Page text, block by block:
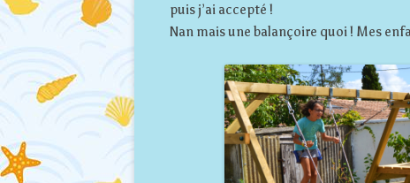
puis j’ai accepté !
Nan mais une balançoire quoi ! Mes